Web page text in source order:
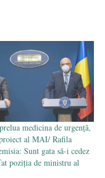
medicina de urgenţă,
al MAI/ Rafila
Sunt gata să-i cedez
poziţia de ministru al